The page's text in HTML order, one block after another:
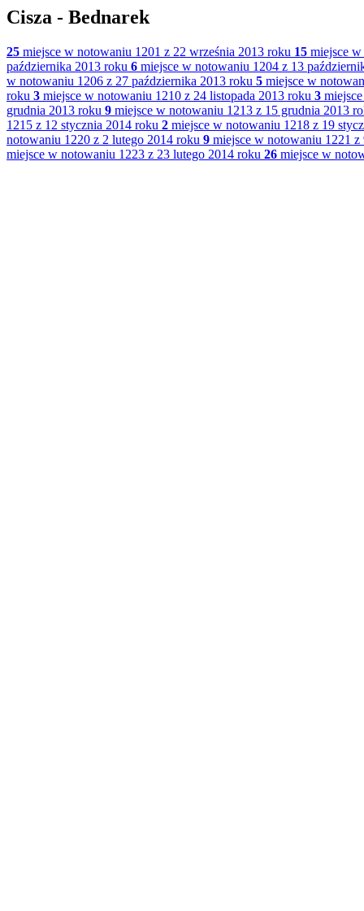
Cisza - Bednarek
25 miejsce w notowaniu 1201 z 22 września 2013 roku 15 miejsce
października 2013 roku 6 miejsce w notowaniu 1204 z 13
w notowaniu 1206 z 27 października 2013 roku 5 miejsce w
roku 3 miejsce w notowaniu 1210 z 24 listopada 2013 roku 3
grudnia 2013 roku 9 miejsce w notowaniu 1213 z 15 grudnia 2013
1215 z 12 stycznia 2014 roku 2 miejsce w notowaniu 1218 z 19
notowaniu 1220 z 2 lutego 2014 roku 9 miejsce w notowaniu 1221
miejsce w notowaniu 1223 z 23 lutego 2014 roku 26 miejsce w